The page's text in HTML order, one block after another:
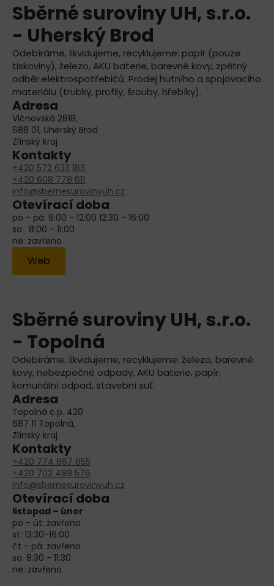
Sběrné suroviny UH, s.r.o.
- Uherský Brod
Odebíráme, likvidujeme, recyklujeme: papír (pouze
tiskoviny), železo, AKU baterie, barevné kovy, zpětný
odběr elektrospotřebičů. Prodej hutního a spojovacího
materiálu (trubky, profily, šrouby, hřebíky).
Adresa
Vlčnovská 2818,
688 01, Uherský Brod
Zlínský kraj
Kontakty
+420 572 633 183
+420 608 778 611
info@sbernesurovinyuh.cz
Otevírací doba
po - pá: 8:00 - 12:00 12:30 - 16:00
so: 8:00 - 11:00
ne: zavřeno
Web
Sběrné suroviny UH, s.r.o.
- Topolná
Odebíráme, likvidujeme, recyklujeme: železo, barevné
kovy, nebezpečné odpady, AKU baterie, papír,
komunální odpad, stavební suť.
Adresa
Topolná č.p. 420
687 11 Topolná,
Zlínský kraj
Kontakty
+420 774 867 655
+420 702 499 576
info@sbernesurovinyuh.cz
Otevírací doba
listopad – únor
po - út: zavřeno
st: 13:30-16:00
čt - pá: zavřeno
so: 8:30 - 11:30
ne: zavřeno